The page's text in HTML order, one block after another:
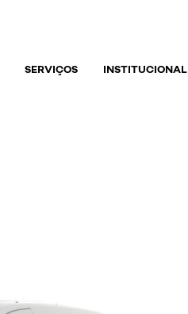
SERVIÇOS INSTITUCIONAL